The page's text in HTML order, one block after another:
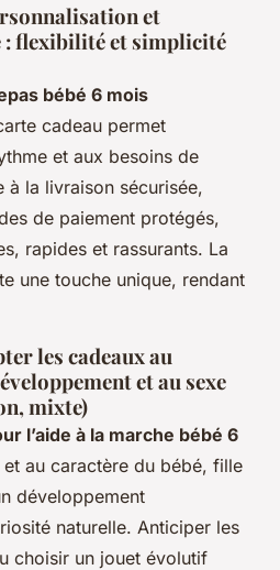
et
: flexibilité et simplicité
bébé 6 mois
cadeau permet
et aux besoins de
à la livraison sécurisée,
de paiement protégés,
rapides et rassurants. La
une touche unique, rendant
les cadeaux au
et au sexe
mixte)
l’aide à la marche bébé 6
et au caractère du bébé, fille
développement
naturelle. Anticiper les
choisir un jouet évolutif